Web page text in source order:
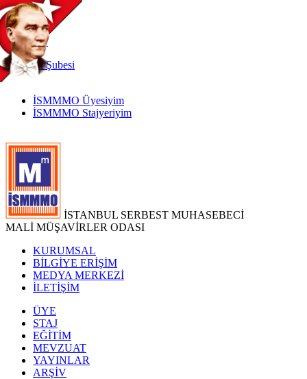
TR
|
EN
İnternetŞubesi
İSMMMO Üyesiyim
İSMMMO Stajyeriyim
İSTANBUL SERBEST MUHASEBECİ
MALİ MÜŞAVİRLER ODASI
KURUMSAL
BİLGİYE ERİŞİM
MEDYA MERKEZİ
İLETİŞİM
ÜYE
STAJ
EĞİTİM
MEVZUAT
YAYINLAR
ARŞİV